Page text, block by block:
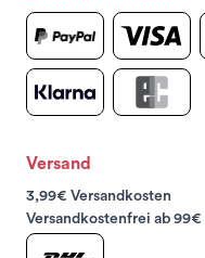
Versand
3,99€ Versandkosten
Versandkostenfrei ab 99€